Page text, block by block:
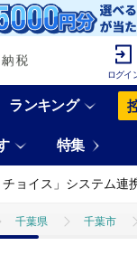
ログイ
ランキング
特集
チョイス」システム連
千葉県 千葉市